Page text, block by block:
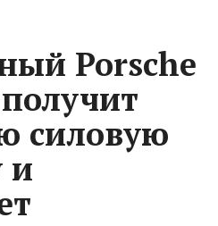
Porsche
силовую
и